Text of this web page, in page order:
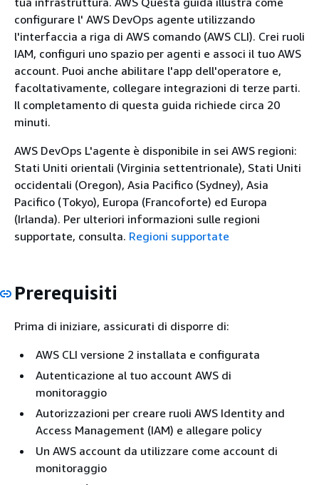
configurare l' AWS DevOps agente utilizzando
l'interfaccia a riga di AWS comando (AWS CLI). Crei ruoli
IAM, configuri uno spazio per agenti e associ il tuo AWS
account. Puoi anche abilitare l'app dell'operatore e,
facoltativamente, collegare integrazioni di terze parti.
Il completamento di questa guida richiede circa 20
minuti.
AWS DevOps L'agente è disponibile in sei AWS regioni:
Stati Uniti orientali (Virginia settentrionale), Stati Uniti
occidentali (Oregon), Asia Pacifico (Sydney), Asia
Pacifico (Tokyo), Europa (Francoforte) ed Europa
(Irlanda). Per ulteriori informazioni sulle regioni
supportate, consulta. Regioni supportate
Prerequisiti
Prima di iniziare, assicurati di disporre di:
AWS CLI versione 2 installata e configurata
Autenticazione al tuo account AWS di
monitoraggio
Autorizzazioni per creare ruoli AWS Identity and
Access Management (IAM) e allegare policy
Un AWS account da utilizzare come account di
monitoraggio